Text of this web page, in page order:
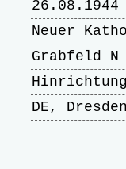
26.08.1944
Neuer
Grabfeld N
Hinrichtung
DE,